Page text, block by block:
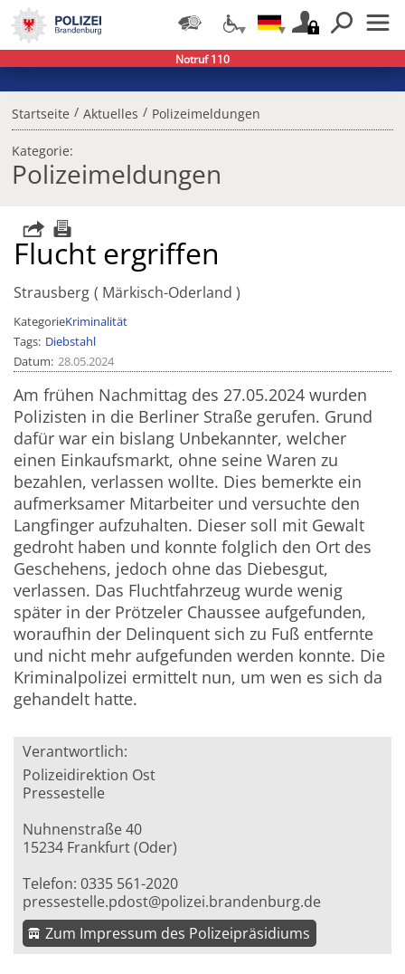
Startseite / Aktuelles / Polizeimeldungen
Kategorie:
Polizeimeldungen
Flucht ergriffen
Strausberg Märkisch-Oderland
KategorieKriminalität
Tags Diebstahl
Datum 28.05.2024
Am frühen Nachmittag des 27.05.2024 wurden
Polizisten in die Berliner Straße gerufen. Grund
dafür war ein bislang Unbekannter, welcher
einen Einkaufsmarkt, ohne seine Waren zu
bezahlen, verlassen wollte. Dies bemerkte ein
aufmerksamer Mitarbeiter und versuchte den
Langfinger aufzuhalten. Dieser soll mit Gewalt
gedroht haben und konnte folglich den Ort des
Geschehens, jedoch ohne das Diebesgut,
verlassen. Das Fluchtfahrzeug wurde wenig
später in der Prötzeler Chaussee aufgefunden,
woraufhin der Delinquent sich zu Fuß entfernte
und nicht mehr aufgefunden werden konnte. Die
Kriminalpolizei ermittelt nun, um wen es sich da
gehandelt hatte.
Verantwortlich:
Polizeidirektion Ost
Pressestelle
Nuhnenstraße 40
15234 Frankfurt (Oder)
Telefon: 0335 561-2020
pressestelle.pdost@polizei.brandenburg.de
Zum Impressum des Polizeipräsidiums
Notruf 110